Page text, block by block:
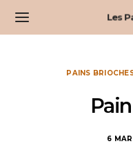
Les
PAINS
6